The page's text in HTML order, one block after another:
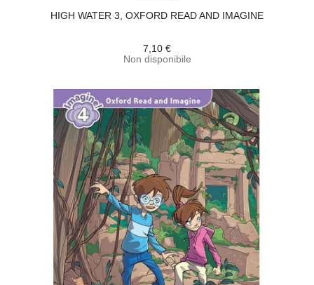
HIGH WATER 3, OXFORD READ AND IMAGINE
7,10 €
Non disponibile